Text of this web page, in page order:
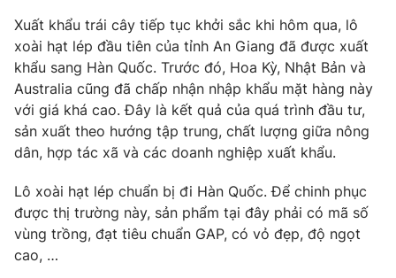
Câu chuyện quốc tế
Tài chính
Thị trường
Góc doanh nghiệp
Dữ liệu và đời sống
Truyền hình
Phim VTV
Hậu trường
Nhân vật
Khán giả
Giải sao mai
Giải trí
Âm nhạc
Sao
Đời sống
Du lịch
Làm đẹp
Giáo dục
Xuất khẩu trái cây tiếp tục khởi sắc khi hôm qua, lô
xoài hạt lép đầu tiên của tỉnh An Giang đã được xuất
khẩu sang Hàn Quốc. Trước đó, Hoa Kỳ, Nhật Bản và
Australia cũng đã chấp nhận nhập khẩu mặt hàng này
với giá khá cao. Đây là kết quả của quá trình đầu tư,
sản xuất theo hướng tập trung, chất lượng giữa nông
dân, hợp tác xã và các doanh nghiệp xuất khẩu.
Lô xoài hạt lép chuẩn bị đi Hàn Quốc. Để chinh phục
được thị trường này, sản phẩm tại đây phải có mã số
vùng trồng, đạt tiêu chuẩn GAP, có vỏ đẹp, độ ngọt
cao, …